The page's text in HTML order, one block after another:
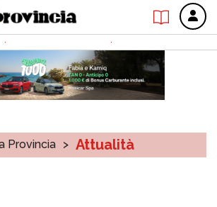
Provincia > Attualità